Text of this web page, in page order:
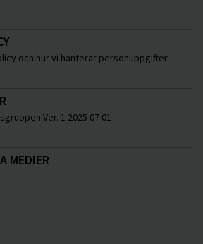
och hur vi hanterar personuppgifter
Ver. 1 2025 07 01
MEDIER